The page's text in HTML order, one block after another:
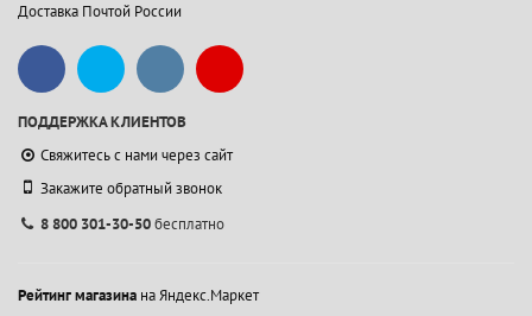
Доставка Почтой России
ПОДДЕРЖКА КЛИЕНТОВ
Свяжитесь с нами через сайт
Закажите обратный звонок
8 800 301-30-50бесплатно
Рейтинг магазина на Яндекс.Маркет